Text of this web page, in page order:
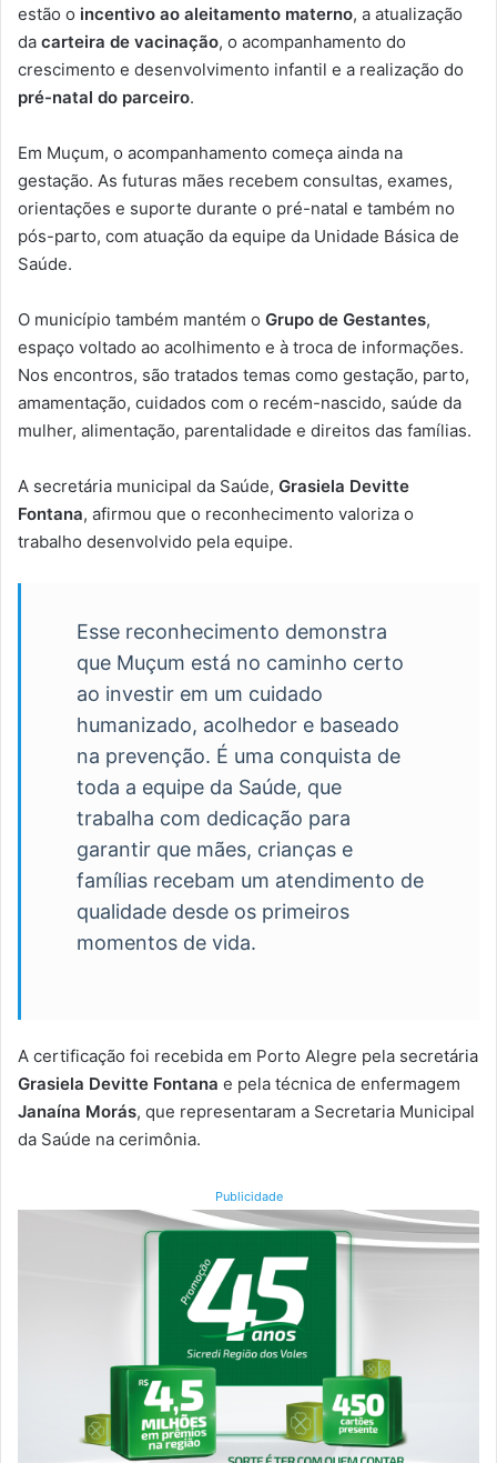
estão o incentivo ao aleitamento materno, a atualização
da carteira de vacinação, o acompanhamento do
crescimento e desenvolvimento infantil e a realização do
pré-natal do parceiro.
Em Muçum, o acompanhamento começa ainda na
gestação. As futuras mães recebem consultas, exames,
orientações e suporte durante o pré-natal e também no
pós-parto, com atuação da equipe da Unidade Básica de
Saúde.
O município também mantém o Grupo de Gestantes,
espaço voltado ao acolhimento e à troca de informações.
Nos encontros, são tratados temas como gestação, parto,
amamentação, cuidados com o recém-nascido, saúde da
mulher, alimentação, parentalidade e direitos das famílias.
A secretária municipal da Saúde, Grasiela Devitte
Fontana, afirmou que o reconhecimento valoriza o
trabalho desenvolvido pela equipe.
Esse reconhecimento demonstra
que Muçum está no caminho certo
ao investir em um cuidado
humanizado, acolhedor e baseado
na prevenção. É uma conquista de
toda a equipe da Saúde, que
trabalha com dedicação para
garantir que mães, crianças e
famílias recebam um atendimento de
qualidade desde os primeiros
momentos de vida.
A certificação foi recebida em Porto Alegre pela secretária
Grasiela Devitte Fontana e pela técnica de enfermagem
Janaína Morás, que representaram a Secretaria Municipal
da Saúde na cerimônia.
Publicidade